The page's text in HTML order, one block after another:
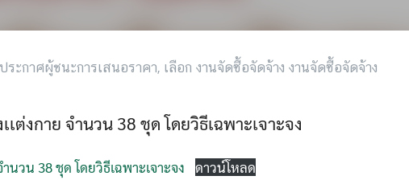
ประกาศผู้ชนะการเสนอราคา, เลือก งานจัดซื้อจัดจ้าง งานจัดซื้อจัดจ้าง
ต่งกาย จำนวน 38 ชุด โดยวิธีเฉพาะเจาะจง
นวน 38 ชุด โดยวิธีเฉพาะเจาะจง ดาวน์โหลด